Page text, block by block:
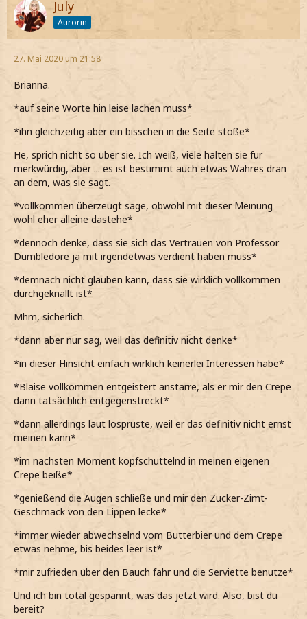
July
Aurorin
27. Mai 2020 um 21:58
Brianna.
*auf seine Worte hin leise lachen muss*
*ihn gleichzeitig aber ein bisschen in die Seite stoße*
He, sprich nicht so über sie. Ich weiß, viele halten sie für
merkwürdig, aber ... es ist bestimmt auch etwas Wahres dran
an dem, was sie sagt.
*vollkommen überzeugt sage, obwohl mit dieser Meinung
wohl eher alleine dastehe*
*dennoch denke, dass sie sich das Vertrauen von Professor
Dumbledore ja mit irgendetwas verdient haben muss*
*demnach nicht glauben kann, dass sie wirklich vollkommen
durchgeknallt ist*
Mhm, sicherlich.
*dann aber nur sag, weil das definitiv nicht denke*
*in dieser Hinsicht einfach wirklich keinerlei Interessen habe*
*Blaise vollkommen entgeistert anstarre, als er mir den Crepe
dann tatsächlich entgegenstreckt*
*dann allerdings laut lospruste, weil er das definitiv nicht ernst
meinen kann*
*im nächsten Moment kopfschüttelnd in meinen eigenen
Crepe beiße*
*genießend die Augen schließe und mir den Zucker-Zimt-
Geschmack von den Lippen lecke*
*immer wieder abwechselnd vom Butterbier und dem Crepe
etwas nehme, bis beides leer ist*
*mir zufrieden über den Bauch fahr und die Serviette benutze*
Und ich bin total gespannt, was das jetzt wird. Also, bist du
bereit?